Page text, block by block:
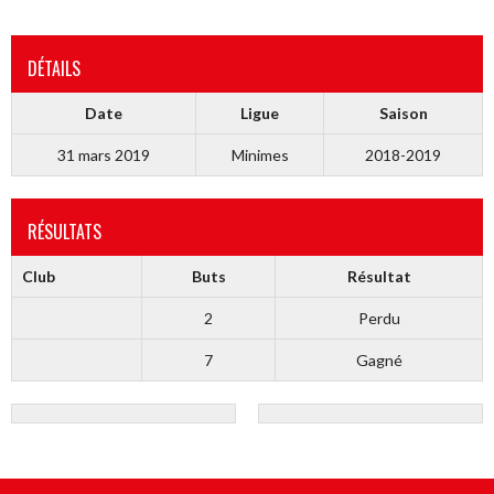
DÉTAILS
Date Ligue Saison
31 mars 2019 Minimes 2018-2019
RÉSULTATS
Club Buts Résultat
2 Perdu
7 Gagné